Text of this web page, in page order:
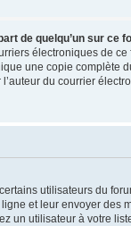
de quelqu’un sur ce
électroniques de
une copie complète
du courrier
utilisateurs du
et leur envoyer
un utilisateur à votre